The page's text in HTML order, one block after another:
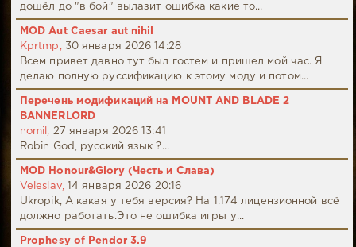
дошёл до "в бой" вылазит ошибка какие то...
MOD Aut Caesar aut nihil
Kprtmp,
30 января 2026 14:28
Всем привет давно тут был гостем и пришел мой час. Я
делаю полную руссификацию к этому моду и потом...
Перечень модификаций на MOUNT AND BLADE 2
BANNERLORD
nomil,
27 января 2026 13:41
Robin God, русский язык ?...
MOD Honour&Glory (Честь и Слава)
Veleslav,
14 января 2026 20:16
Ukropik, А какая у тебя версия? На 1.174 лицензионной всё
должно работать.Это не ошибка игры у...
Prophesy of Pendor 3.9